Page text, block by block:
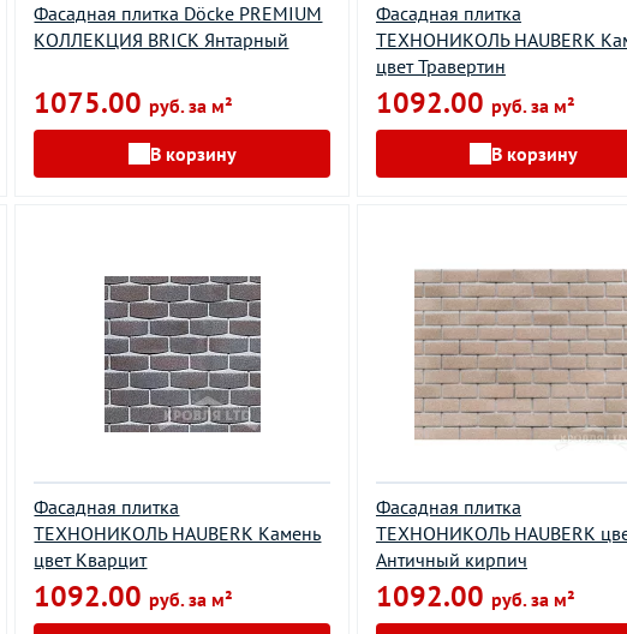
Фасадная плитка Döcke PREMIUM
КОЛЛЕКЦИЯ BRICK Янтарный
1075.00руб. за м²
В корзину
Фасадная плитка
ТEХНОНИКОЛЬ HAUBERK
цвет Травертин
1092.00 руб. за м²
В корзину
Фасадная плитка
ТEХНОНИКОЛЬ HAUBERK Камень
цвет Кварцит
1092.00руб. за м²
Фасадная плитка
ТEХНОНИКОЛЬ HAUBERK
Античный кирпич
1092.00 руб. за м²